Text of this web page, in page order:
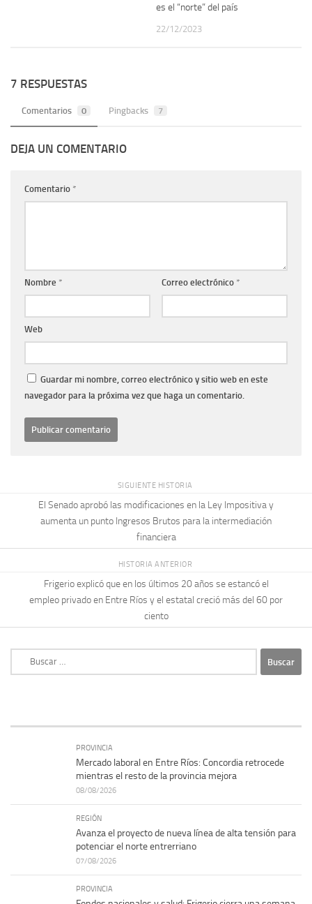
es el “norte” del país
22/12/2023
7 RESPUESTAS
Comentarios 0 Pingbacks 7
DEJA UN COMENTARIO
Comentario *
Nombre * Correo electrónico *
Web
Guardar mi nombre, correo electrónico y sitio web en este
navegador para la próxima vez que haga un comentario.
SIGUIENTE HISTORIA
El Senado aprobó las modificaciones en la Ley Impositiva y
aumenta un punto Ingresos Brutos para la intermediación
financiera
HISTORIA ANTERIOR
Frigerio explicó que en los últimos 20 años se estancó el
empleo privado en Entre Ríos y el estatal creció más del 60 por
ciento
PROVINCIA
Mercado laboral en Entre Ríos: Concordia retrocede
mientras el resto de la provincia mejora
08/08/2026
REGIÓN
Avanza el proyecto de nueva línea de alta tensión para
potenciar el norte entrerriano
07/08/2026
PROVINCIA